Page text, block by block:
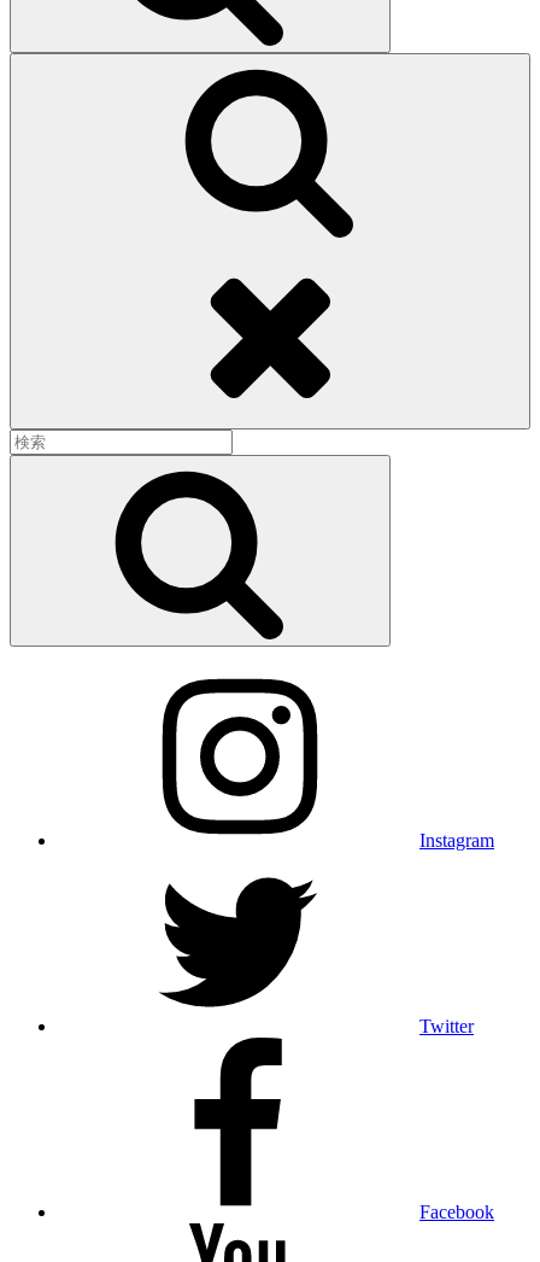
検
索:
Instagram
Twitter
Facebook